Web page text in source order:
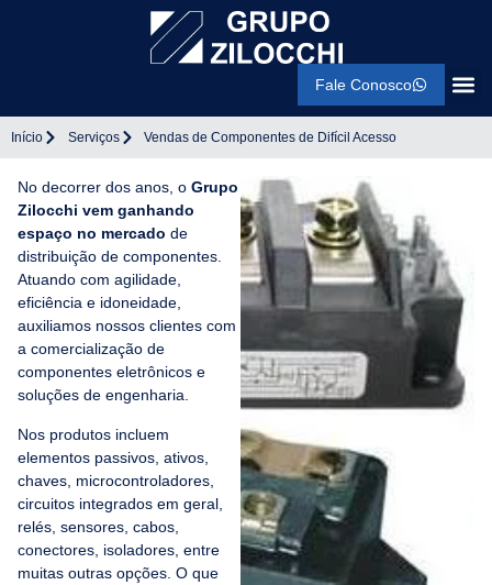
Fale Conosco
Início Serviços Vendas de Componentes de Difícil Acesso
No decorrer dos anos, o Grupo
Zilocchi vem ganhando
espaço no mercado de
distribuição de componentes.
Atuando com agilidade,
eficiência e idoneidade,
auxiliamos nossos clientes com
a comercialização de
componentes eletrônicos e
soluções de engenharia.
Nos produtos incluem
elementos passivos, ativos,
chaves, microcontroladores,
circuitos integrados em geral,
relés, sensores, cabos,
conectores, isoladores, entre
muitas outras opções. O que